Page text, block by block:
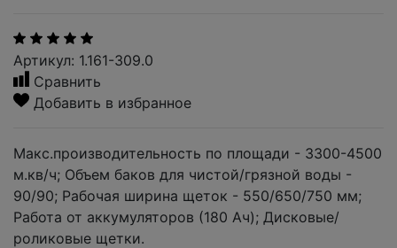
Артикул: 1.161-309.0
Сравнить
Добавить в избранное
Макс.производительность по площади - 3300-4500
м.кв/ч; Объем баков для чистой/грязной воды -
90/90; Рабочая ширина щеток - 550/650/750 мм;
Работа от аккумуляторов (180 Ач); Дисковые/
роликовые щетки.